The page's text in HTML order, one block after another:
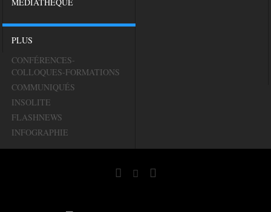
MÉDIATHÈQUE
PLUS
CONFÉRENCES-
COLLOQUES-FORMATIONS
COMMUNIQUÉS
INSOLITE
FLASHNEWS
INFOGRAPHIE